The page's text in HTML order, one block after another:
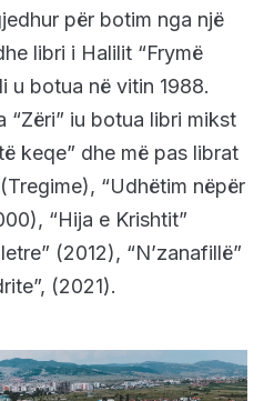
për botim nga një
libri i Halilit “Frymë
u botua në vitin 1988.
“Zëri” iu botua libri mikst
keqe” dhe më pas librat
“Udhëtim nëpër
“Hija e Krishtit”
(2012), “N’zanafillë”
(2021).